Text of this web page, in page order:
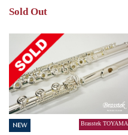
Sold Out
NEW Brasstek TOYAMA